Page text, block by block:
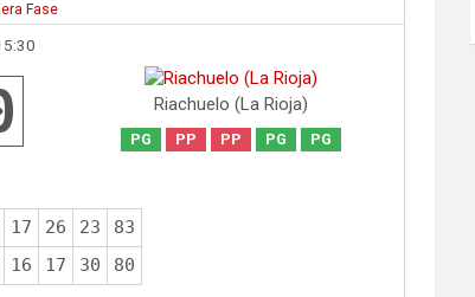
Fase
Riachuelo (La Rioja)
PG PP PP PG PG
17 26 23
83
16 17 30 80